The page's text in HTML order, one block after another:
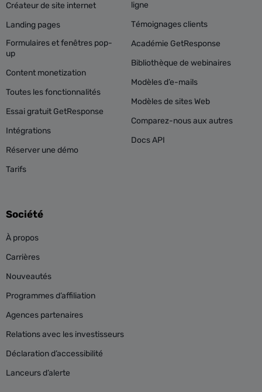
Créateur de site internet
Landing pages
Formulaires et fenêtres pop-
up
Content monetization
Toutes les fonctionnalités
Essai gratuit GetResponse
Intégrations
Réserver une démo
Tarifs
ligne
Témoignages clients
Académie GetResponse
Bibliothèque de webinaires
Modèles d’e-mails
Modèles de sites Web
Comparez-nous aux autres
Docs API
Société
À propos
Carrières
Nouveautés
Programmes d’affiliation
Agences partenaires
Relations avec les investisseurs
Déclaration d’accessibilité
Lanceurs d’alerte